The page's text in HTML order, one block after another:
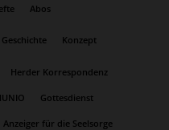
Abos
Geschichte Konzept
Herder Korrespondenz
Gottesdienst
Anzeiger für die Seelsorge